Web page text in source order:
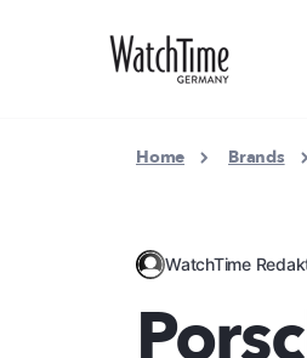
Home Brands
WatchTime